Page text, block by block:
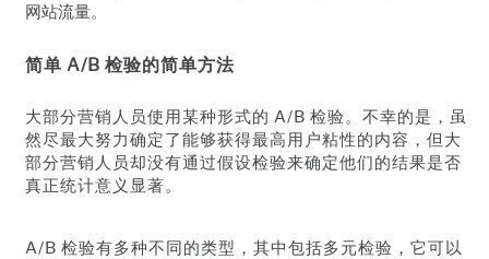
网站流量。
简单 A/B 检验的简单方法
大部分营销人员使用某种形式的 A/B 检验。不幸的是，虽
然尽最大努力确定了能够获得最高用户粘性的内容，但大
部分营销人员却没有通过假设检验来确定他们的结果是否
真正统计意义显著。
A/B 检验有多种不同的类型，其中包括多元检验，它可以